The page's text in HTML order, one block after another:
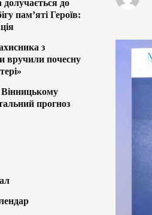
долучається до
пам’яті Героїв:
з
вручили почесну
прогноз